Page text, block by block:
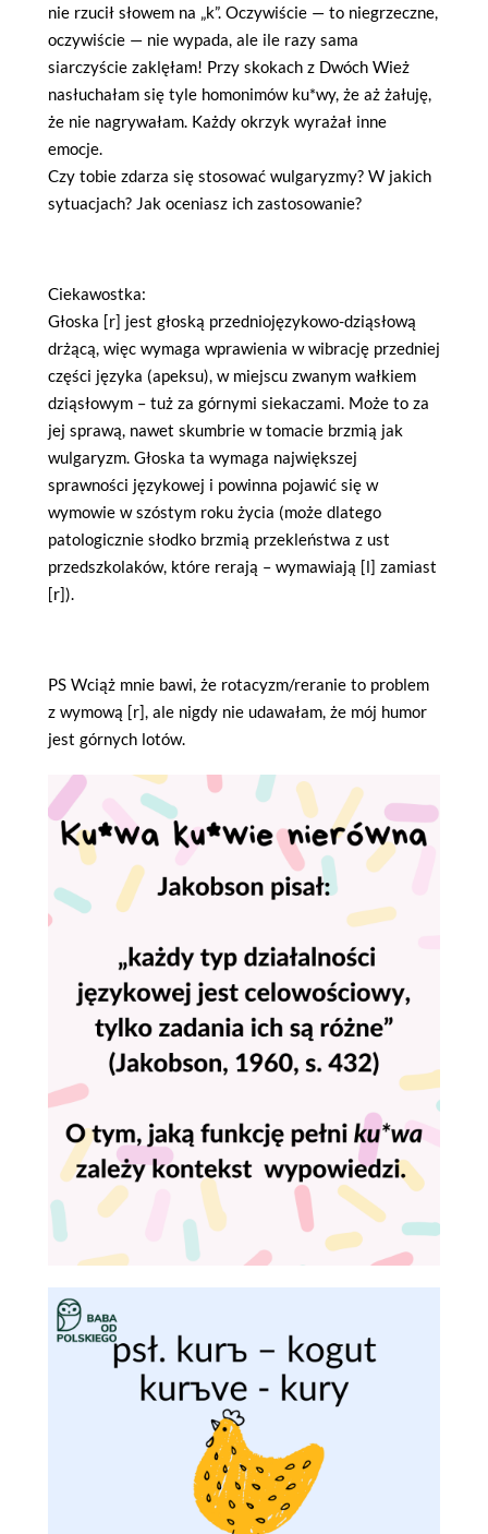
nie rzucił słowem na „k”. Oczywiście — to niegrzeczne,
oczywiście — nie wypada, ale ile razy sama
siarczyście zaklęłam! Przy skokach z Dwóch Wież
nasłuchałam się tyle homonimów ku*wy, że aż żałuję,
że nie nagrywałam. Każdy okrzyk wyrażał inne
emocje.
Czy tobie zdarza się stosować wulgaryzmy? W jakich
sytuacjach? Jak oceniasz ich zastosowanie?
Ciekawostka:
Głoska [r] jest głoską przedniojęzykowo-dziąsłową
drżącą, więc wymaga wprawienia w wibrację przedniej
części języka (apeksu), w miejscu zwanym wałkiem
dziąsłowym – tuż za górnymi siekaczami. Może to za
jej sprawą, nawet skumbrie w tomacie brzmią jak
wulgaryzm. Głoska ta wymaga największej
sprawności językowej i powinna pojawić się w
wymowie w szóstym roku życia (może dlatego
patologicznie słodko brzmią przekleństwa z ust
przedszkolaków, które rerają – wymawiają [l] zamiast
[r]).
PS Wciąż mnie bawi, że rotacyzm/reranie to problem
z wymową [r], ale nigdy nie udawałam, że mój humor
jest górnych lotów.